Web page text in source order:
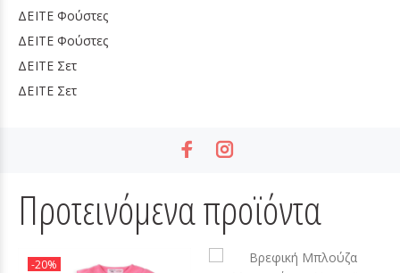
ΔΕΙΤΕ Φούστες
ΔΕΙΤΕ Φούστες
ΔΕΙΤΕ Σετ
ΔΕΙΤΕ Σετ
Προτεινόμενα προϊόντα
-20%